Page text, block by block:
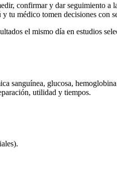
confirmar y dar seguimiento
tu médico tomen decisiones con
el mismo día en estudios
sanguínea, glucosa,
utilidad y tiempos.